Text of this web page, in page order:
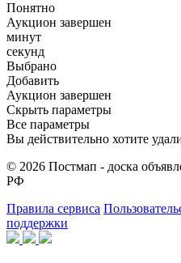
Понятно
Аукцион завершен
минут
секунд
Выбрано
Добавить
Аукцион завершен
Скрыть параметры
Все параметры
Вы действительно хотите
© 2026 Постмап - доска
РФ
Правила сервиса
поддержки